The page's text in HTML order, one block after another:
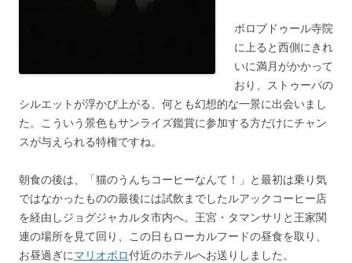
ボロブドゥール寺院
に上ると西側にきれ
いに満月がかかって
おり、ストゥーパの
シルエットが浮かび上がる、何とも幻想的な一景に出会いまし
た。こういう景色もサンライズ鑑賞に参加する方だけにチャン
スが与えられる特権ですね。
朝食の後は、「猫のうんちコーヒーなんて！」と最初は乗り気
ではなかったものの最後には試飲までしたルアックコーヒー店
を経由しジョグジャカルタ市内へ。王宮・タマンサリと王家関
連の場所を見て回り、この日もローカルフードの昼食を取り、
お昼過ぎにマリオボロ付近のホテルへお送りしました。